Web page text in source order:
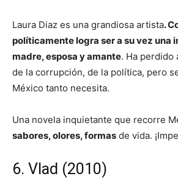
Laura Diaz es una grandiosa artista.
políticamente logra ser a su vez una
madre, esposa y amante. Ha perdido
de la corrupción, de la política, pero
México tanto necesita.
Una novela inquietante que recorre
sabores, olores, formas de vida.
6. Vlad (2010)